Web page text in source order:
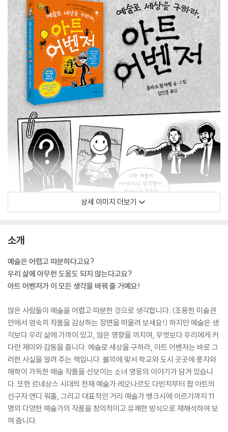
상세 이미지 더보기
소개
예술은 어렵고 따분하다고요?
우리 삶에 아무런 도움도 되지 않는다고요?
아트 어벤저가 이 모든 생각을 바꿔 줄 거예요!
많은 사람들이 예술을 어렵고 따분한 것으로 생각합니다. (조용한 미술관
안에서 엄숙히 작품을 감상하는 장면을 떠올려 보세요!) 하지만 예술은 생
각보다 우리 삶에 가까이 있고, 많은 영향을 끼치며, 무엇보다 우리에게 커
다란 재미와 감동을 줍니다. 예술로 세상을 구하라, 아트 어벤저는 바로 그
러한 사실을 알려 주는 책입니다. 불의에 맞서 학교와 도시 곳곳에 풍자와
해학이 가득한 예술 작품을 선보이는 소녀 영웅의 이야기가 담겨 있습니
다. 또한 르네상스 시대의 천재 예술가 레오나르도 다빈치부터 팝 아트의
선구자 앤디 워홀, 그리고 대표적인 거리 예술가 뱅크시에 이르기까지 11
명의 다양한 예술가의 작품을 창의적이고 유쾌한 방식으로 재해석하여 보
여 줍니다.